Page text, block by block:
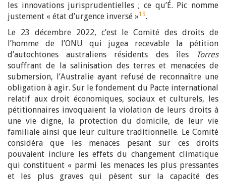
les innovations jurisprudentielles ; ce qu’É. Pic nomme
justement « état d’urgence inversé »19.
Le 23 décembre 2022, c’est le Comité des droits de
l’homme de l’ONU qui jugea recevable la pétition
d’autochtones australiens résidents des îles
Torres
souffrant de la salinisation des terres et menacées de
submersion, l’Australie ayant refusé de reconnaître une
obligation à agir. Sur le fondement du Pacte international
relatif aux droit économiques, sociaux et culturels, les
pétitionnaires invoquaient la violation de leurs droits à
une vie digne, la protection du domicile, de leur vie
familiale ainsi que leur culture traditionnelle. Le Comité
considéra que les menaces pesant sur ces droits
pouvaient inclure les effets du changement climatique
qui constituent « parmi les menaces les plus pressantes
et les plus graves qui pèsent sur la capacité des